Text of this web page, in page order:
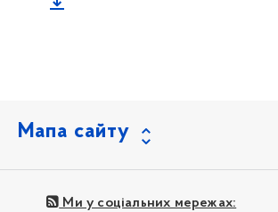
Мапа сайту
Ми у соціальних мережах: